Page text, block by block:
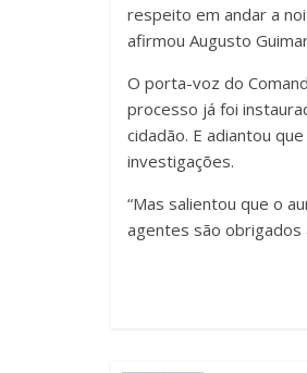
respeito em andar a
afirmou Augusto
O porta-voz do
processo já foi
cidadão. E adiantou
investigações.
“Mas salientou que o
agentes são obrigados